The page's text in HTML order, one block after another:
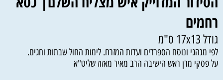
רחמים
גודל 17x13 ס"מ
לפי מנהגי ונוסח הספרדים ועדות המזרח. לימות החול שבתות וחגים.
על פסקי מרן ראש הישיבה הרב מאיר מאזוז שליט"א